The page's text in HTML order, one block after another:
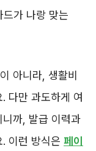
가 나랑 맞는
아니라, 생활비
다만 과도하게 여
까, 발급 이력과
이런 방식은 페이